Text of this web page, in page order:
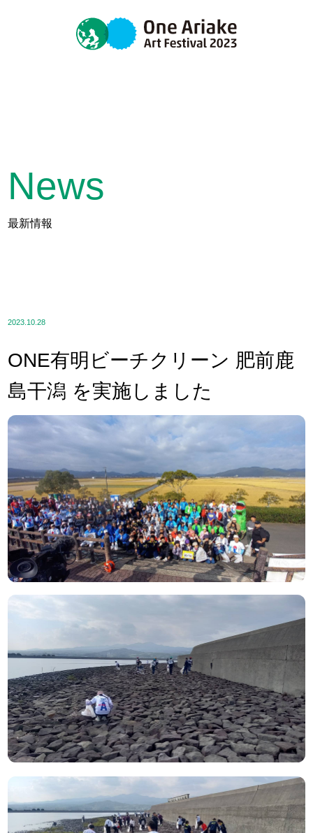
News
最新情報
2023.10.28
ONE有明ビーチクリーン 肥前鹿
島干潟 を実施しました